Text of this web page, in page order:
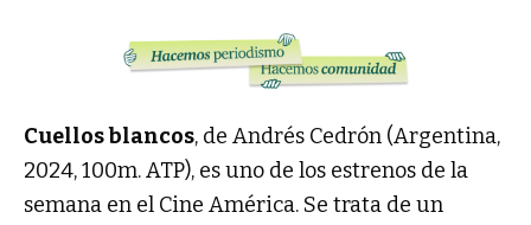
Cuellos blancos, de Andrés Cedrón (Argentina,
2024, 100m. ATP), es uno de los estrenos de la
semana en el Cine América. Se trata de un